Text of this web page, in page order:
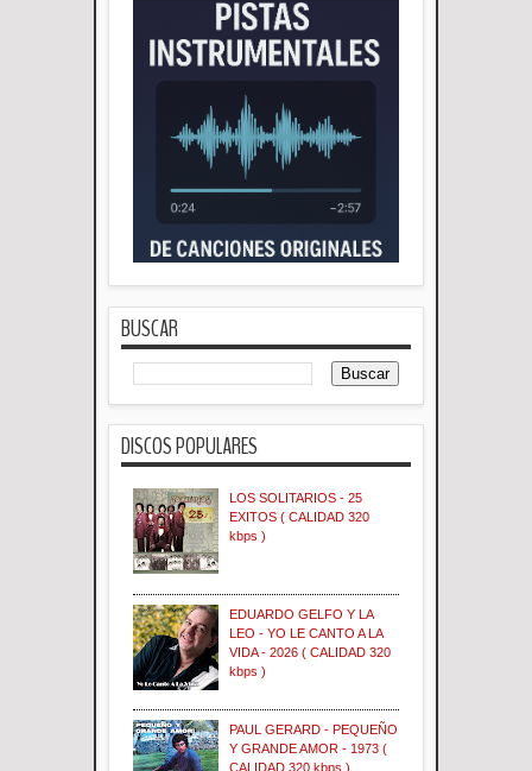
BUSCAR
DISCOS POPULARES
LOS SOLITARIOS - 25
EXITOS ( CALIDAD 320
kbps )
EDUARDO GELFO Y LA
LEO - YO LE CANTO A LA
VIDA - 2026 ( CALIDAD 320
kbps )
PAUL GERARD - PEQUEÑO
Y GRANDE AMOR - 1973 (
CALIDAD 320 kbps )